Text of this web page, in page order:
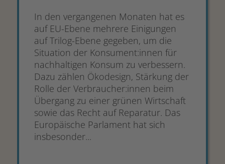
In den vergangenen Monaten hat es
auf EU-Ebene mehrere Einigungen
auf Trilog-Ebene gegeben, um die
Situation der Konsument:innen für
nachhaltigen Konsum zu verbessern.
Dazu zählen Ökodesign, Stärkung der
Rolle der Verbraucher:innen beim
Übergang zu einer grünen Wirtschaft
sowie das Recht auf Reparatur. Das
Europäische Parlament hat sich
insbesonder...